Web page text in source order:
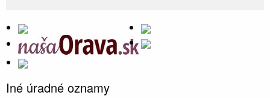
Iné úradné oznamy